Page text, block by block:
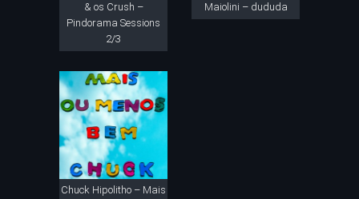
& os Crush –
Pindorama Sessions
2/3
Maiolini – dududa
Chuck Hipolitho – Mais